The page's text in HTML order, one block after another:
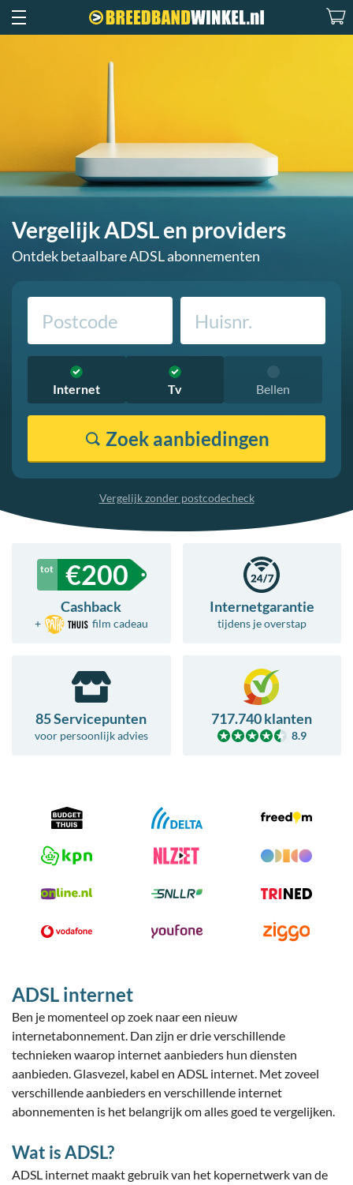
Vergelijk ADSL en providers
Ontdek betaalbare ADSL abonnementen
Internet Tv Bellen
Zoek aanbiedingen
Vergelijk zonder postcodecheck
€200
Cashback
+ film cadeau
Internetgarantie
tijdens je overstap
85 Servicepunten
voor persoonlijk advies
717.740 klanten
8.9
ADSL internet
Ben je momenteel op zoek naar een nieuw
internetabonnement. Dan zijn er drie verschillende
technieken waarop internet aanbieders hun diensten
aanbieden. Glasvezel, kabel en ADSL internet. Met zoveel
verschillende aanbieders en verschillende internet
abonnementen is het belangrijk om alles goed te vergelijken.
Wat is ADSL?
ADSL internet maakt gebruik van het kopernetwerk van de